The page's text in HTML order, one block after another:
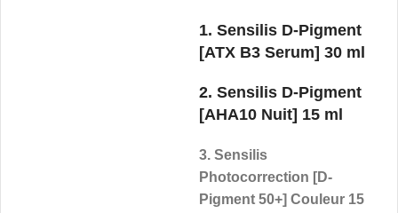
1. Sensilis D-Pigment
[ATX B3 Serum] 30 ml
2. Sensilis D-Pigment
[AHA10 Nuit] 15 ml
3. Sensilis
Photocorrection [D-
Pigment 50+] Couleur 15